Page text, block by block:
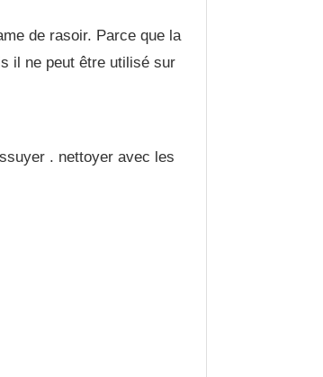
de rasoir. Parce que la
il ne peut être utilisé sur
. nettoyer avec les